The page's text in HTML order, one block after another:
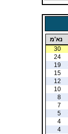
נא'מ
30
24
19
15
12
10
8
7
5
4
4